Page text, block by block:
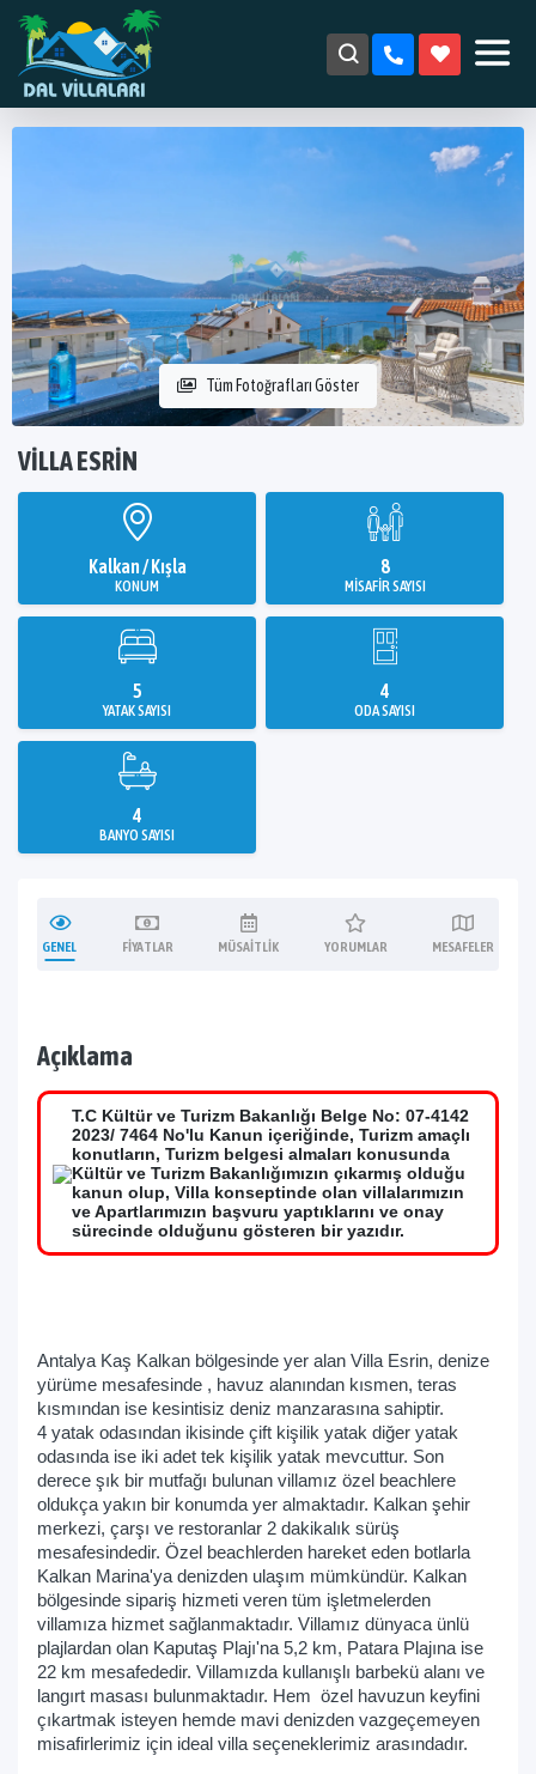
Tüm Fotoğrafları Göster
VILLA ESRIN
Kalkan / Kışla
KONUM
8
MISAFIR SAYISI
5
YATAK SAYISI
4
ODA SAYISI
4
BANYO SAYISI
GENEL FIYATLAR MÜSAITLIK YORUMLAR MESAFELER
Açıklama
T.C Kültür ve Turizm Bakanlığı Belge No: 07-4142
2023/ 7464 No'lu Kanun içeriğinde, Turizm amaçlı
konutların, Turizm belgesi almaları konusunda
Kültür ve Turizm Bakanlığımızın çıkarmış olduğu
kanun olup, Villa konseptinde olan villalarımızın
ve Apartlarımızın başvuru yaptıklarını ve onay
sürecinde olduğunu gösteren bir yazıdır.
Antalya Kaş Kalkan bölgesinde yer alan Villa Esrin, denize
yürüme mesafesinde , havuz alanından kısmen, teras
kısmından ise kesintisiz deniz manzarasına sahiptir.
4 yatak odasından ikisinde çift kişilik yatak diğer yatak
odasında ise iki adet tek kişilik yatak mevcuttur. Son
derece şık bir mutfağı bulunan villamız özel beachlere
oldukça yakın bir konumda yer almaktadır. Kalkan şehir
merkezi, çarşı ve restoranlar 2 dakikalık sürüş
mesafesindedir. Özel beachlerden hareket eden botlarla
Kalkan Marina'ya denizden ulaşım mümkündür. Kalkan
bölgesinde sipariş hizmeti veren tüm işletmelerden
villamıza hizmet sağlanmaktadır. Villamız dünyaca ünlü
plajlardan olan Kaputaş Plajı'na 5,2 km, Patara Plajına ise
22 km mesafededir. Villamızda kullanışlı barbekü alanı ve
langırt masası bulunmaktadır. Hem özel havuzun keyfini
çıkartmak isteyen hemde mavi denizden vazgeçemeyen
misafirlerimiz için ideal villa seçeneklerimiz arasındadır.